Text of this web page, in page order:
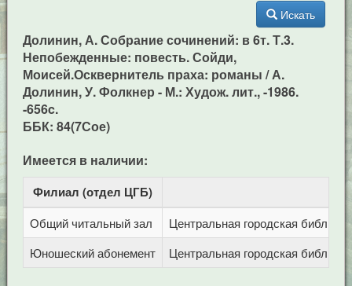
Искать
Долинин, А. Собрание сочинений: в 6т. Т.3.
Непобежденные: повесть. Сойди,
Моисей.Осквернитель праха: романы / А.
Долинин, У. Фолкнер - М.: Худож. лит., -1986.
-656c.
ББК: 84(7Сое)
Имеется в наличии:
Филиал (отдел ЦГБ)
Общий читальный зал
Центральная городская
Юношеский абонемент
Центральная городская